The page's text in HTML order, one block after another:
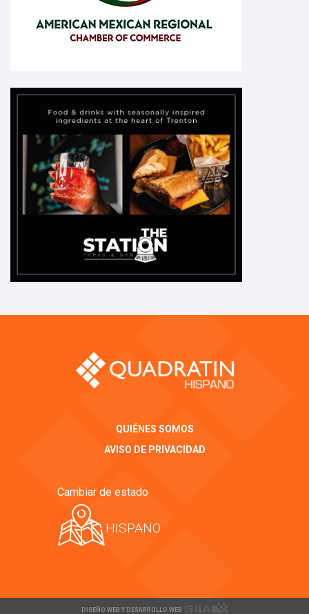
QUIÉNES SOMOS
AVISO DE PRIVACIDAD
Cambiar de estado
HISPANO
DISEÑO WEB Y DESARROLLO WEB